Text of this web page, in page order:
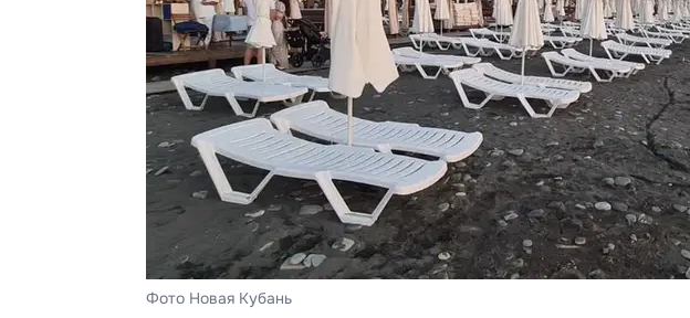
Фото Новая Кубань